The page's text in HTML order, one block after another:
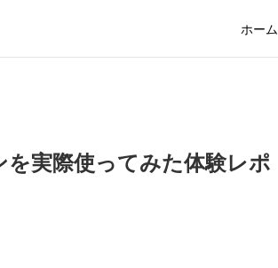
ホーム
実際使ってみた体験レポ